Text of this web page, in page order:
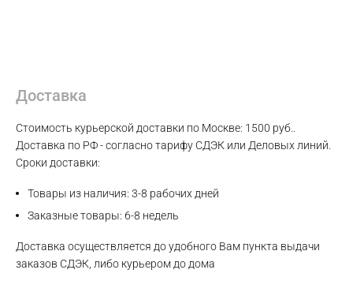
Доставка
Стоимость курьерской доставки по Москве: 1500 руб..
Доставка по РФ - согласно тарифу СДЭК или Деловых линий.
Сроки доставки:
Товары из наличия: 3-8 рабочих дней
Заказные товары: 6-8 недель
Доставка осуществляется до удобного Вам пункта выдачи
заказов СДЭК, либо курьером до дома